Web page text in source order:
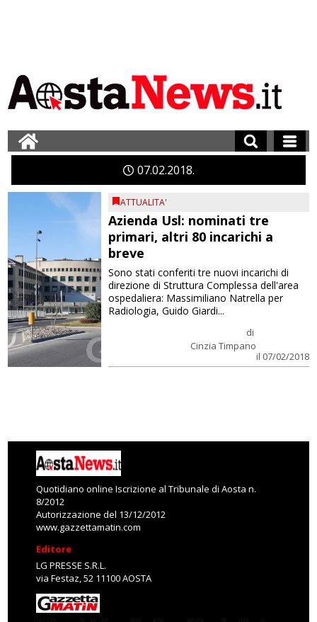
0702 2018
ATTUALITA'
Azienda Usl: nominati tre
primari, altri 80 incarichi a
breve
di
Cinzia Timpano
il 07/02/2018
Sono stati conferiti tre nuovi incarichi di
direzione di Struttura Complessa dell'area
ospedaliera: Massimiliano Natrella per
Radiologia, Guido Giardi...
Quotidiano online Iscrizione al Tribunale di Aosta n.
8/2012
Autorizzazione del 13/12/2012
www.gazzettamatin.com
Editore
LG PRESSE S.R.L.
via Festaz, 52 11100 AOSTA